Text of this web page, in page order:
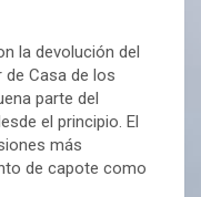
la devolución del
Casa de los
parte del
el principio. El
más
de capote como